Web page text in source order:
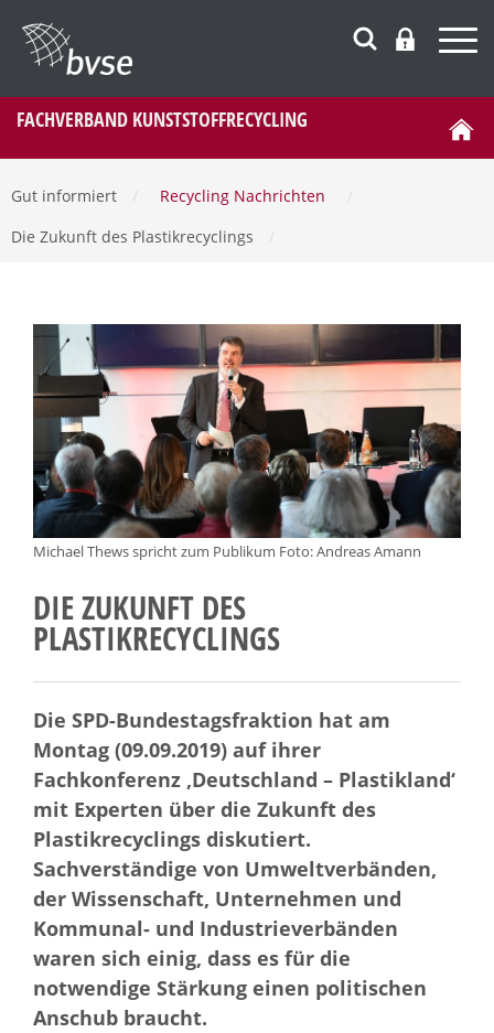
FACHVERBAND KUNSTSTOFFRECYCLING
Gut informiert Recycling Nachrichten
Die Zukunft des Plastikrecyclings
Michael Thews spricht zum Publikum Foto: Andreas Amann
DIE ZUKUNFT DES
PLASTIKRECYCLINGS
Die SPD-Bundestagsfraktion hat am
Montag (09.09.2019) auf ihrer
Fachkonferenz ‚Deutschland – Plastikland‘
mit Experten über die Zukunft des
Plastikrecyclings diskutiert.
Sachverständige von Umweltverbänden,
der Wissenschaft, Unternehmen und
Kommunal- und Industrieverbänden
waren sich einig, dass es für die
notwendige Stärkung einen politischen
Anschub braucht.